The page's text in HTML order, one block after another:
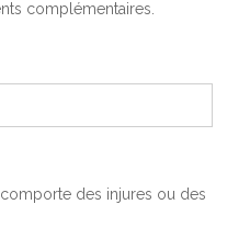
complémentaires.
comporte des injures ou des